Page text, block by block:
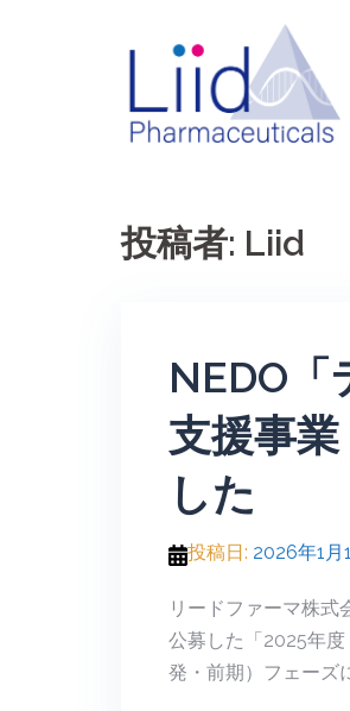
投稿者: Liid
NEDO
支援事
した
投稿日: 2026年1月
リードファーマ株式
公募した「2025年
発・前期）フェーズ